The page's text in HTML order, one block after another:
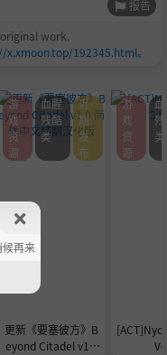
报告
work.
x.xmoon.top/192345.html。
更新《要塞彼方》B
eyond Citadel v1.0
游
戏
资
源
血腥
残酷
类
近
期
发
布
游
戏
资
源
类
再来